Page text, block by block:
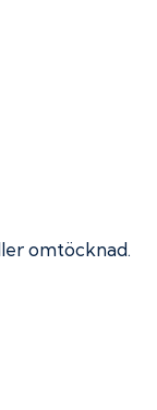
omtöcknad.